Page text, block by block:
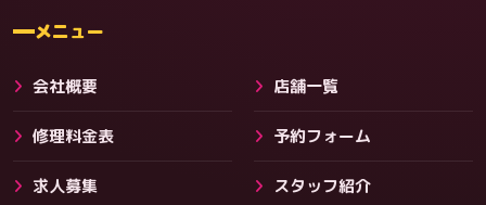
料金
メニュー
会社概要 店舗一覧
修理料金表 予約フォーム
求人募集 スタッフ紹介